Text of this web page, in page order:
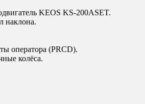
KEOS KS-200АSET.
наклона.
оператора (PRCD).
колёса.